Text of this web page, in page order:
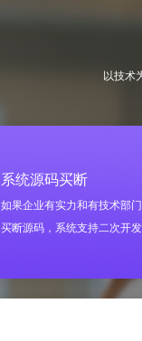
以技术
系统源码买断
如果企业有实力和有技术部
买断源码，系统支持二次开发